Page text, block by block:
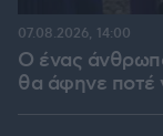
Ο ένας
θα άφηνε ποτέ
07.08.2026, 14:00